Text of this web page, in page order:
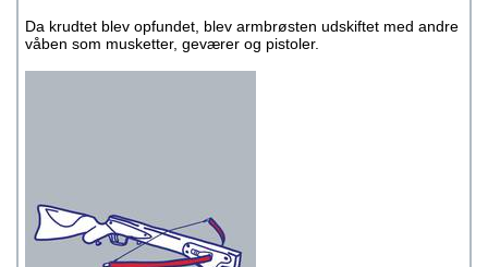
Da krudtet blev opfundet, blev armbrøsten udskiftet med andre
våben som musketter, geværer og pistoler.